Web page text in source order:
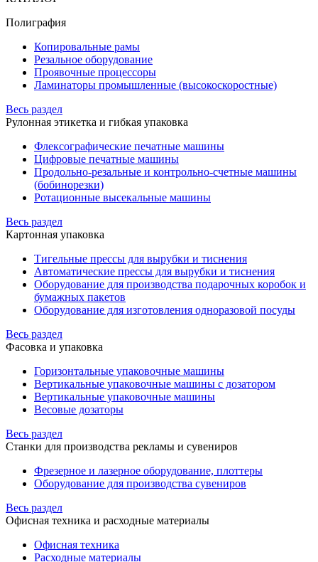
Полиграфия
Копировальные рамы
Резальное оборудование
Проявочные процессоры
Ламинаторы промышленные (высокоскоростные)
Весь раздел
Рулонная этикетка и гибкая упаковка
Флексографические печатные машины
Цифровые печатные машины
Продольно-резальные и контрольно-счетные машины
(бобинорезки)
Ротационные высекальные машины
Весь раздел
Картонная упаковка
Тигельные прессы для вырубки и тиснения
Автоматические прессы для вырубки и тиснения
Оборудование для производства подарочных коробок и
бумажных пакетов
Оборудование для изготовления одноразовой посуды
Весь раздел
Фасовка и упаковка
Горизонтальные упаковочные машины
Вертикальные упаковочные машины с дозатором
Вертикальные упаковочные машины
Весовые дозаторы
Весь раздел
Станки для производства рекламы и сувениров
Фрезерное и лазерное оборудование, плоттеры
Оборудование для производства сувениров
Весь раздел
Офисная техника и расходные материалы
Офисная техника
Расходные материалы